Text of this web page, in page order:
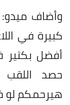
وأضاف ميدو:
كبيرة في
أفضل بكتير
حصد
هيرحمكم لو